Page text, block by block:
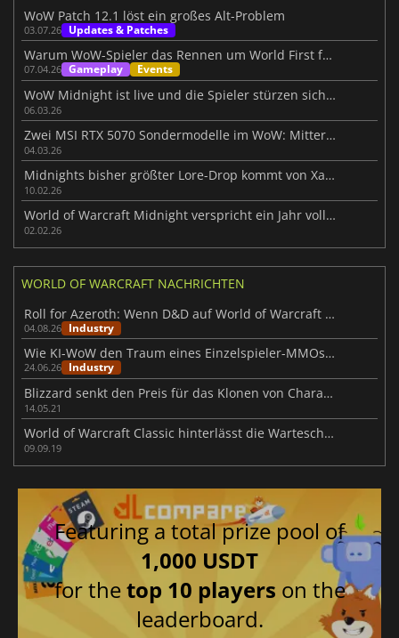
WoW Patch 12.1 löst ein großes Alt-Problem
03.07.26 Updates & Patches
Warum WoW-Spieler das Rennen um World First fasziniert
07.04.26 Gameplay Events
WoW Midnight ist live und die Spieler stürzen sich auf die neue Erweiterung
06.03.26
Zwei MSI RTX 5070 Sondermodelle im WoW: Mitternacht-Design
04.03.26
Midnights bisher größter Lore-Drop kommt von Xal'atath
10.02.26
World of Warcraft Midnight verspricht ein Jahr voller Inhalte
02.02.26
WORLD OF WARCRAFT NACHRICHTEN
Roll for Azeroth: Wenn D&D auf World of Warcraft trifft
04.08.26 Industry
Wie KI-WoW den Traum eines Einzelspieler-MMOs zurückbringt
24.06.26 Industry
Blizzard senkt den Preis für das Klonen von Charakteren für Burning Crusade Classic
14.05.21
World of Warcraft Classic hinterlässt die Warteschlangen
09.09.19
Featuring a total prize pool of
1,000 USDT
for thetop 10 players on the
leaderboard.